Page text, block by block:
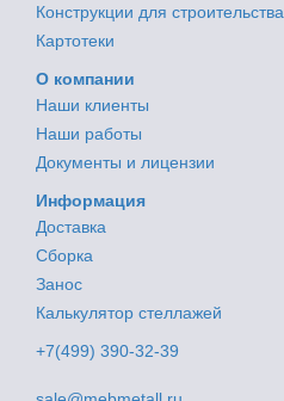
Конструкции для строительства
Картотеки
О компании
Наши клиенты
Наши работы
Документы и лицензии
Информация
Доставка
Сборка
Занос
Калькулятор стеллажей
+7(499) 390-32-39